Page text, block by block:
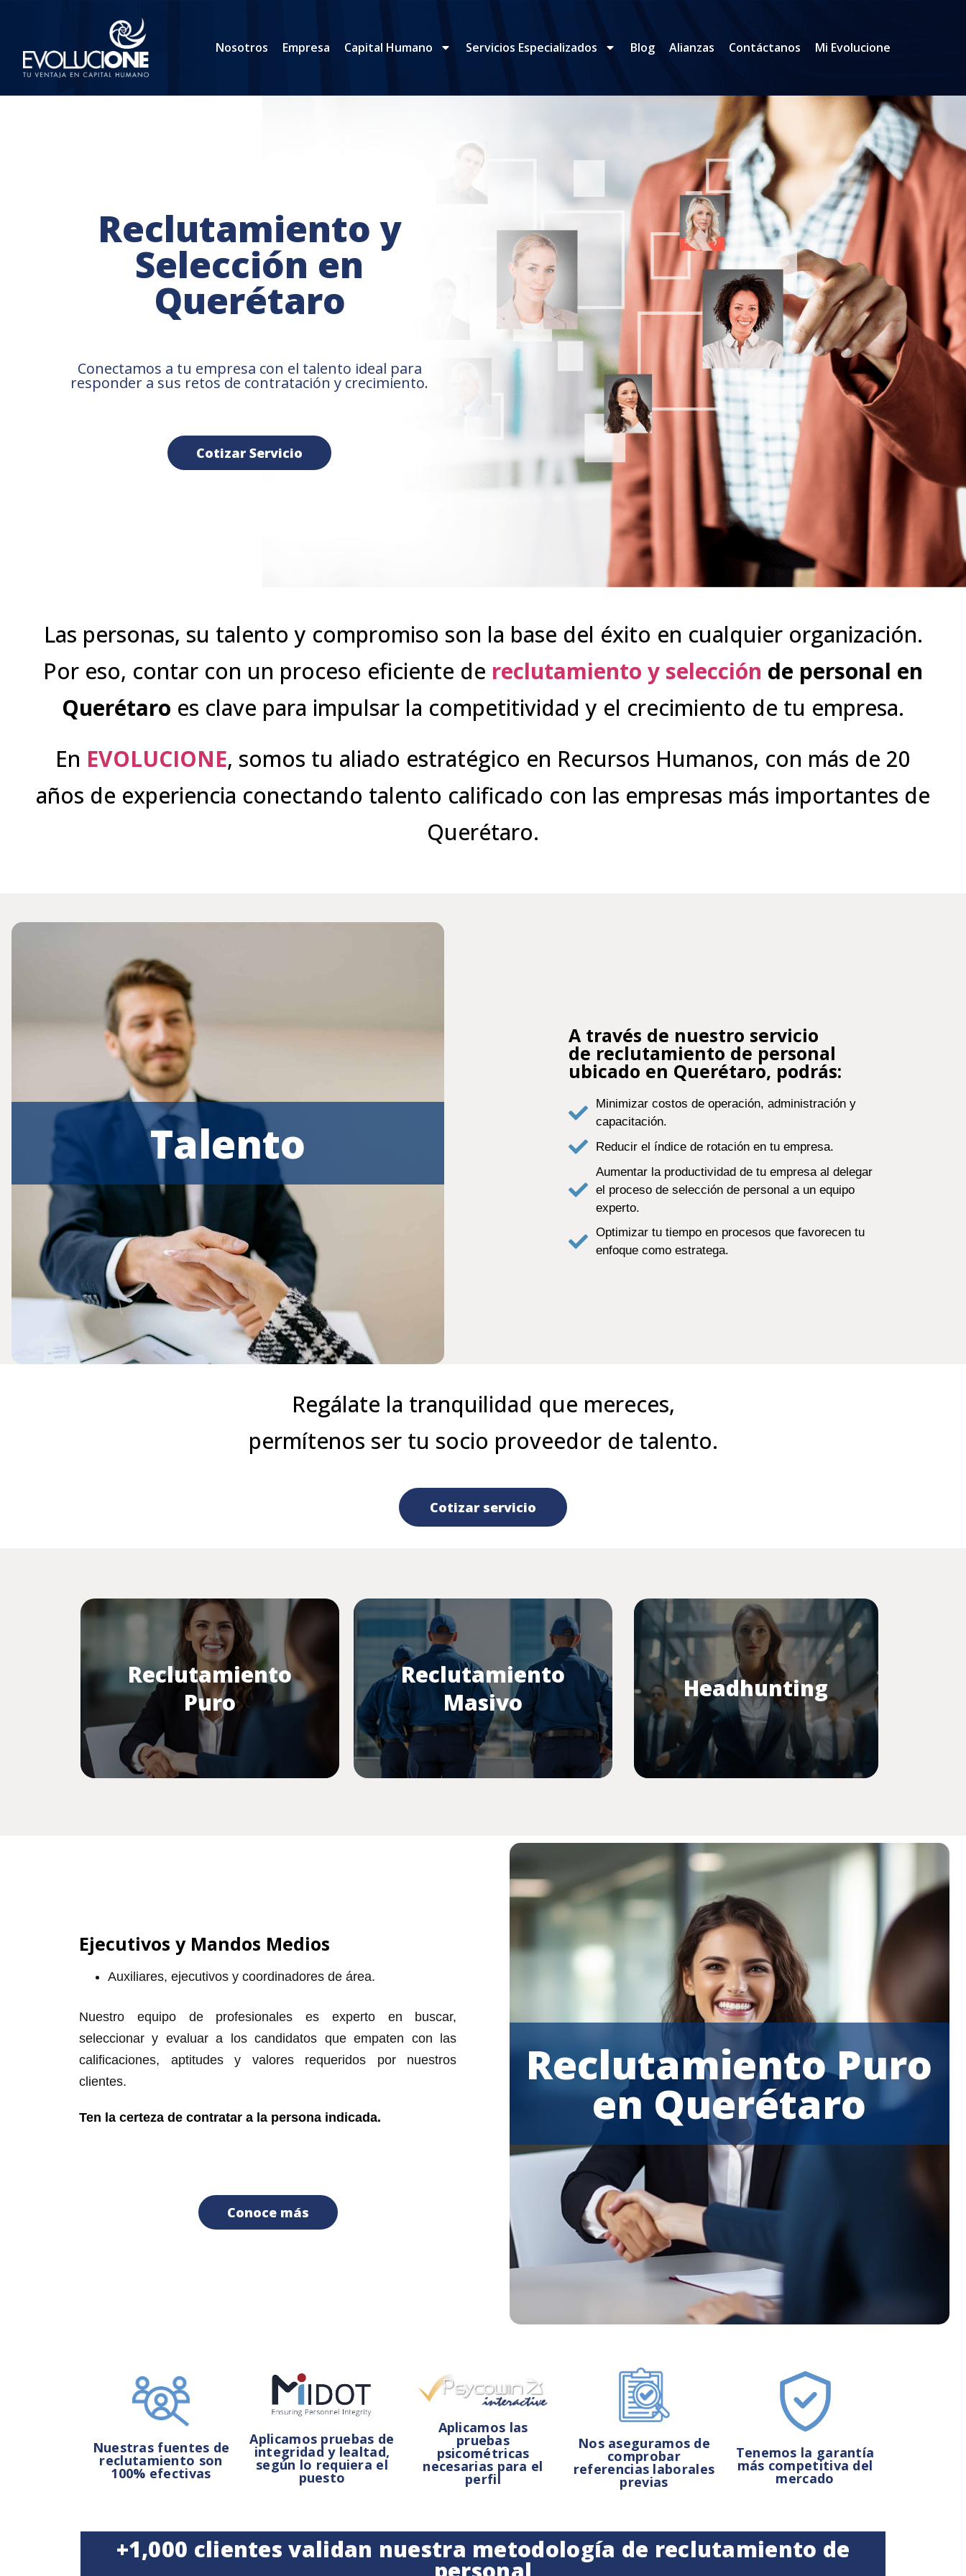
Nosotros Empresa Capital Humano Servicios Especializados Blog Alianzas Contáctanos Mi Evolucione
Reclutamiento y
Selección en
Querétaro
Conectamos a tu empresa con el talento ideal para
responder a sus retos de contratación y crecimiento.
Cotizar Servicio
Las personas, su talento y compromiso son la base del éxito en cualquier organización.
Por eso, contar con un proceso eficiente de reclutamiento y selección de personal en
Querétaro es clave para impulsar la competitividad y el crecimiento de tu empresa.
En EVOLUCIONE, somos tu aliado estratégico en Recursos Humanos, con más de 20
años de experiencia conectando talento calificado con las empresas más importantes de
Querétaro.
Talento
A través de nuestro servicio
de reclutamiento de personal
ubicado en Querétaro, podrás:
Minimizar costos de operación, administración y
capacitación.
Reducir el índice de rotación en tu empresa.
Aumentar la productividad de tu empresa al delegar
el proceso de selección de personal a un equipo
experto.
Optimizar tu tiempo en procesos que favorecen tu
enfoque como estratega.
Regálate la tranquilidad que mereces,
permítenos ser tu socio proveedor de talento.
Cotizar servicio
Reclutamiento
Puro
Reclutamiento
Masivo
Headhunting
Ejecutivos y Mandos Medios
Auxiliares, ejecutivos y coordinadores de área.
Nuestro equipo de profesionales es experto en buscar,
seleccionar y evaluar a los candidatos que empaten con las
calificaciones, aptitudes y valores requeridos por nuestros
clientes.
Ten la certeza de contratar a la persona indicada.
Conoce más
Reclutamiento Puro
en Querétaro
Nuestras fuentes de
reclutamiento son
100% efectivas
Aplicamos pruebas de
integridad y lealtad,
según lo requiera el
puesto
Aplicamos las
pruebas
psicométricas
necesarias para el
perfil
Nos aseguramos de
comprobar
referencias laborales
previas
Tenemos la garantía
más competitiva del
mercado
+1,000 clientes validan nuestra metodología de reclutamiento de